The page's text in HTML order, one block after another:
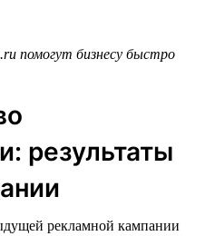
помогут бизнесу быстро
результаты
рекламной кампании